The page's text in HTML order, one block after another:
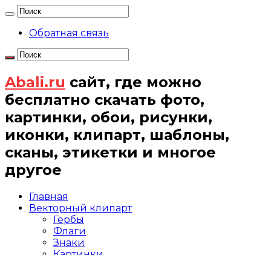
Обратная связь
Abali.ru сайт, где можно
бесплатно скачать фото,
картинки, обои, рисунки,
иконки, клипарт, шаблоны,
сканы, этикетки и многое
другое
Главная
Векторный клипарт
Гербы
Флаги
Знаки